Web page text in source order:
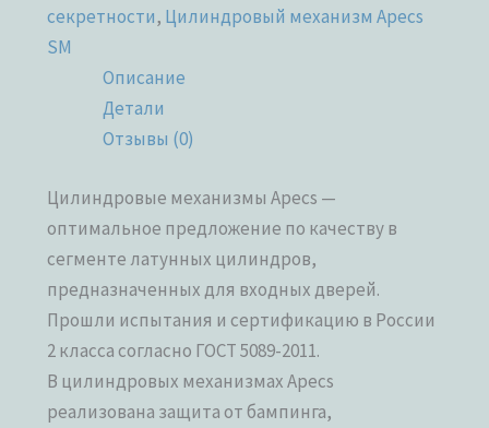
секретности, Цилиндровый механизм Apecs
SM
Описание
Детали
Отзывы (0)
Цилиндровые механизмы Apecs —
оптимальное предложение по качеству в
сегменте латунных цилиндров,
предназначенных для входных дверей.
Прошли испытания и сертификацию в России
2 класса согласно ГОСТ 5089-2011.
В цилиндровых механизмах Apecs
реализована защита от бампинга,